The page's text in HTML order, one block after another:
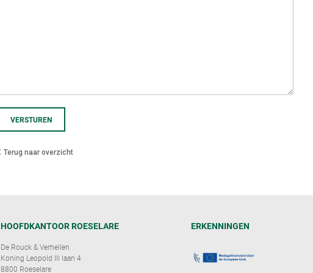
VERSTUREN
Terug naar overzicht
HOOFDKANTOOR ROESELARE
De Rouck & Verhellen
Koning Leopold III laan 4
8800 Roeselare
ERKENNINGEN